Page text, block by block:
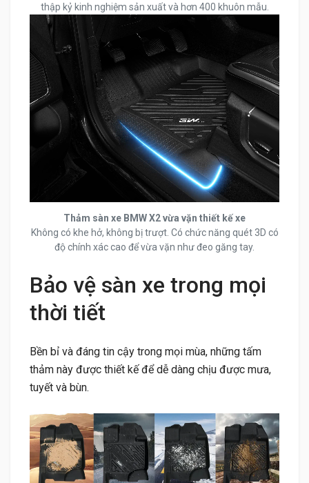
thập kỷ kinh nghiệm sản xuất và hơn 400 khuôn mẫu.
Thảm sàn xe BMW X2 vừa vặn thiết kế xe
Không có khe hở, không bị trượt. Có chức năng quét 3D có
độ chính xác cao để vừa vặn như đeo găng tay.
Bảo vệ sàn xe trong mọi
thời tiết
Bền bỉ và đáng tin cậy trong mọi mùa, những tấm
thảm này được thiết kế để dễ dàng chịu được mưa,
tuyết và bùn.